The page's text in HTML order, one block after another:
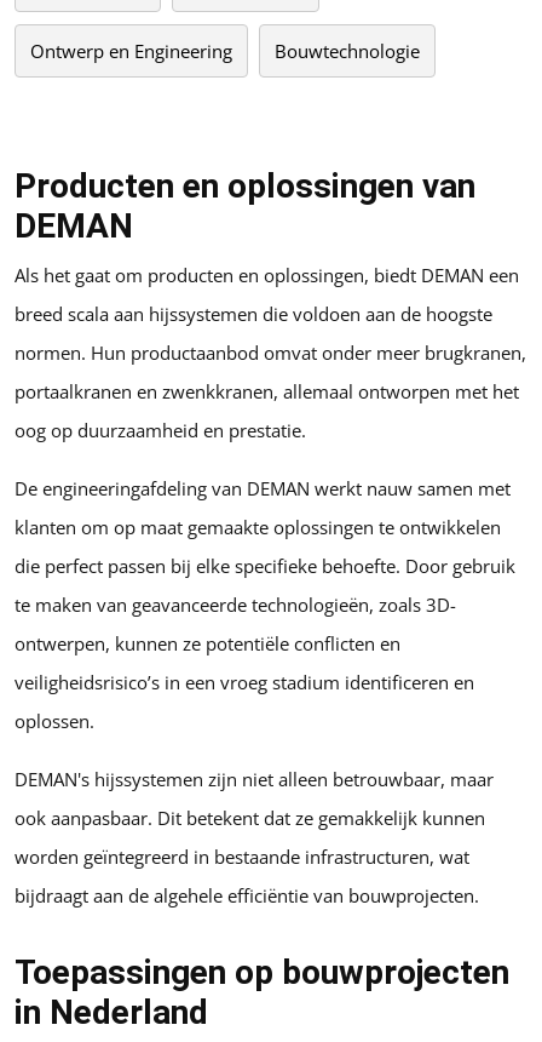
Ontwerp en Engineering Bouwtechnologie
Producten en oplossingen van
DEMAN
Als het gaat om producten en oplossingen, biedt DEMAN een
breed scala aan hijssystemen die voldoen aan de hoogste
normen. Hun productaanbod omvat onder meer brugkranen,
portaalkranen en zwenkkranen, allemaal ontworpen met het
oog op duurzaamheid en prestatie.
De engineeringafdeling van DEMAN werkt nauw samen met
klanten om op maat gemaakte oplossingen te ontwikkelen
die perfect passen bij elke specifieke behoefte. Door gebruik
te maken van geavanceerde technologieën, zoals 3D-
ontwerpen, kunnen ze potentiële conflicten en
veiligheidsrisico’s in een vroeg stadium identificeren en
oplossen.
DEMAN's hijssystemen zijn niet alleen betrouwbaar, maar
ook aanpasbaar. Dit betekent dat ze gemakkelijk kunnen
worden geïntegreerd in bestaande infrastructuren, wat
bijdraagt aan de algehele efficiëntie van bouwprojecten.
Toepassingen op bouwprojecten
in Nederland